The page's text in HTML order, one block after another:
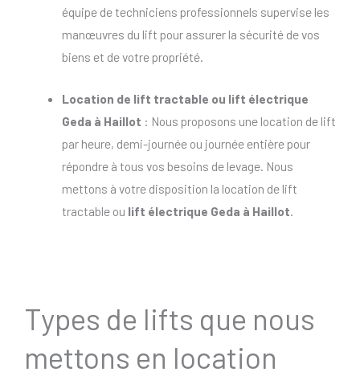
équipe de techniciens professionnels supervise les
manœuvres du lift pour assurer la sécurité de vos
biens et de votre propriété.
Location de lift tractable ou lift électrique
Geda à Haillot : Nous proposons une location de lift
par heure, demi-journée ou journée entière pour
répondre à tous vos besoins de levage. Nous
mettons à votre disposition la location de lift
tractable ou lift électrique Geda à Haillot.
Types de lifts que nous
mettons en location